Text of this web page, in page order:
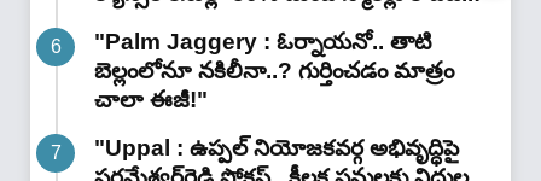
"Palm Jaggery : ఓర్నాయనో.. తాటి
బెల్లంలోనూ నకిలీనా..? గుర్తించడం మాత్రం
చాలా ఈజీ!"
"Uppal : ఉప్పల్ నియోజకవర్గ అభివృద్ధిపై